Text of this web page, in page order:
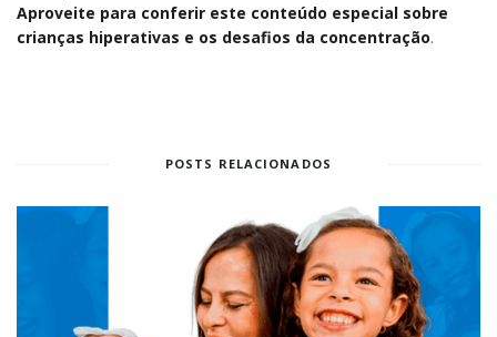
Aproveite para conferir este conteúdo especial sobre
crianças hiperativas e os desafios da concentração.
POSTS RELACIONADOS